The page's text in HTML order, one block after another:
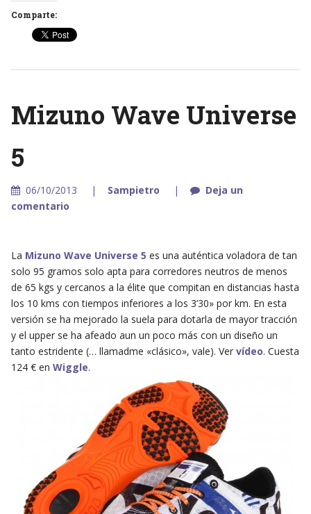
Comparte:
Mizuno Wave Universe
5
06/10/2013 Sampietro
Deja un
comentario
La Mizuno Wave Universe 5 es una auténtica voladora de tan
solo 95 gramos solo apta para corredores neutros de menos
de 65 kgs y cercanos a la élite que compitan en distancias hasta
los 10 kms con tiempos inferiores a los 3’30» por km. En esta
versión se ha mejorado la suela para dotarla de mayor tracción
y el upper se ha afeado aun un poco más con un diseño un
tanto estridente (… llamadme «clásico», vale). Ver vídeo. Cuesta
124 € en Wiggle.